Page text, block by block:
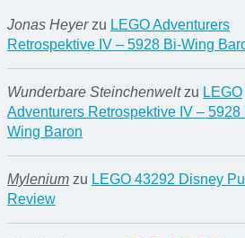
Jonas Heyerzu LEGO Adventurers
Retrospektive IV – 5928 Bi-Wing
Wunderbare Steinchenweltzu LEGO
Adventurers Retrospektive IV – 5928
Wing Baron
Myleniumzu LEGO 43292 Disney
Review